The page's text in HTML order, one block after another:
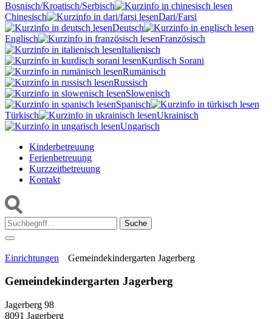
Bosnisch/Kroatisch/Serbisch
Chinesisch
Dari/Farsi
Deutsch
Englisch
Französisch
Italienisch
Kurdisch Sorani‎
Rumänisch
Russisch
Slowenisch
Spanisch
Türkisch
Ukrainisch
Ungarisch
Kinderbetreuung
Ferienbetreuung
Kurzzeitbetreuung
Kontakt
Suche:
Einrichtungen Gemeindekindergarten Jagerberg
Gemeindekindergarten Jagerberg
Jagerberg 98
8091 Jagerberg